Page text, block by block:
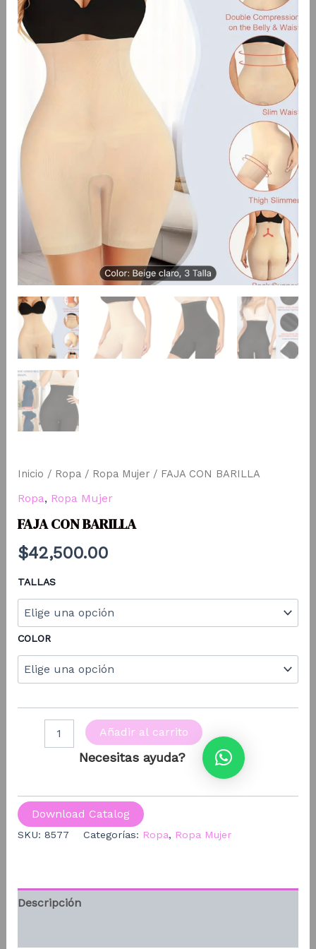
Inicio / Ropa/ Ropa Mujer/ FAJA CON BARILLA
Ropa, Ropa Mujer
FAJA CON BARILLA
$42,500.00
TALLAS
COLOR
Necesitas ayuda?
Añadir al carrito
Download Catalog
SKU: 8577 Categorías: Ropa, Ropa Mujer
Descripción